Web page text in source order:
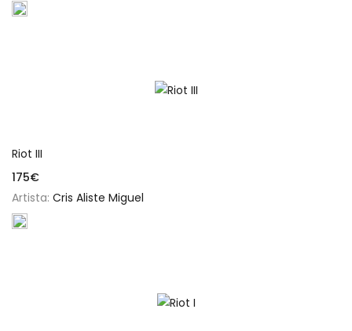
Riot III
175€
Artista: Cris Aliste Miguel